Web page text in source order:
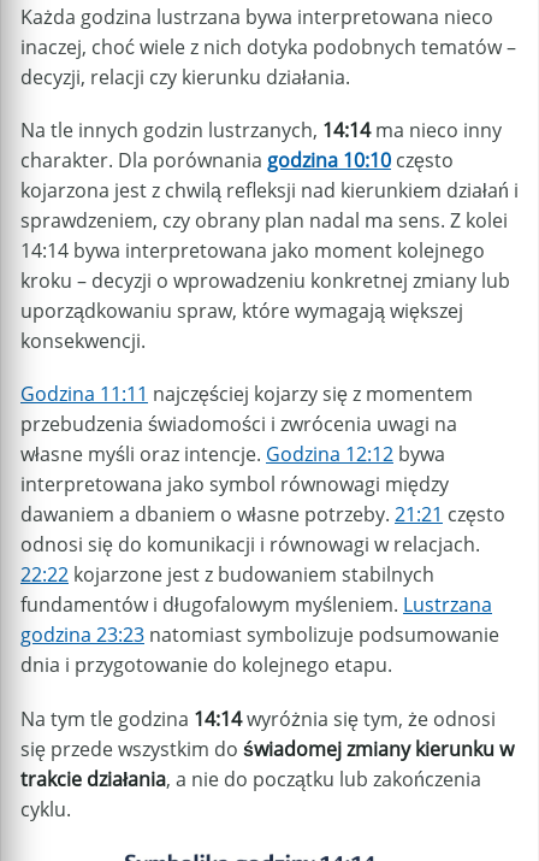
Każda godzina lustrzana bywa interpretowana nieco
inaczej, choć wiele z nich dotyka podobnych tematów –
decyzji, relacji czy kierunku działania.
Na tle innych godzin lustrzanych, 14:14ma nieco inny
charakter. Dla porównania godzina 10:10 często
kojarzona jest z chwilą refleksji nad kierunkiem działań i
sprawdzeniem, czy obrany plan nadal ma sens. Z kolei
14:14 bywa interpretowana jako moment kolejnego
kroku – decyzji o wprowadzeniu konkretnej zmiany lub
uporządkowaniu spraw, które wymagają większej
konsekwencji.
Godzina 11:11 najczęściej kojarzy się z momentem
przebudzenia świadomości i zwrócenia uwagi na
własne myśli oraz intencje. Godzina 12:12 bywa
interpretowana jako symbol równowagi między
dawaniem a dbaniem o własne potrzeby. 21:21 często
odnosi się do komunikacji i równowagi w relacjach.
22:22 kojarzone jest z budowaniem stabilnych
fundamentów i długofalowym myśleniem. Lustrzana
godzina 23:23 natomiast symbolizuje podsumowanie
dnia i przygotowanie do kolejnego etapu.
Na tym tle godzina 14:14wyróżnia się tym, że odnosi
się przede wszystkim do świadomej zmiany kierunku w
trakcie działania, a nie do początku lub zakończenia
cyklu.